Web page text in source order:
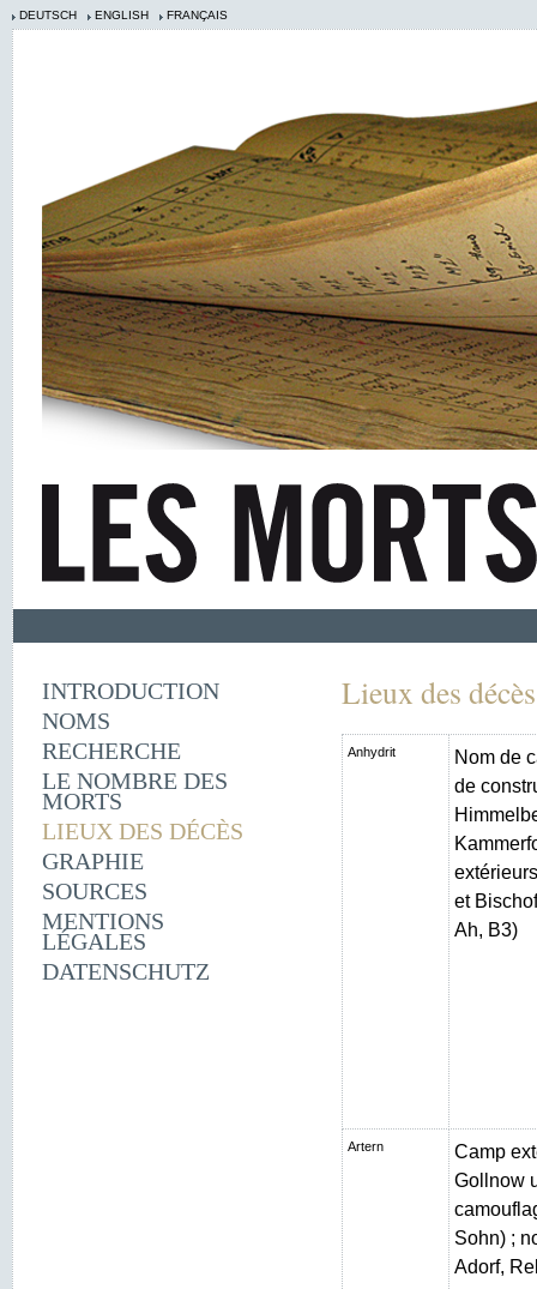
DEUTSCH ENGLISH FRANÇAIS
INTRODUCTION
NOMS
RECHERCHE
LE NOMBRE DES
MORTS
LIEUX DES DÉCÈS
GRAPHIE
SOURCES
MENTIONS
LÉGALES
DATENSCHUTZ
Lieux des décès
Anhydrit
Nom de
de
et
Ah, B3)
Artern
Camp
Gollnow
Sohn) ;
Adorf,